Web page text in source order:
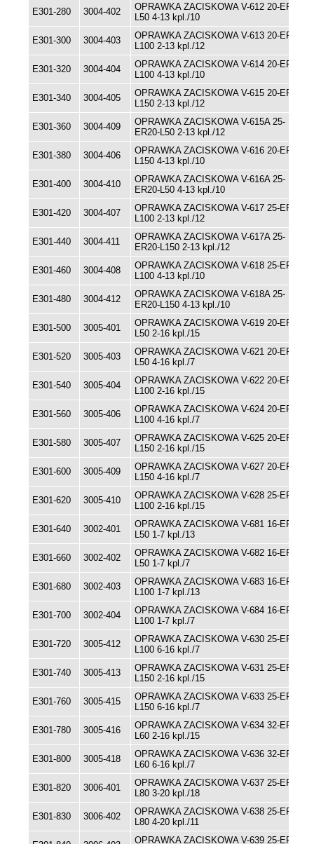
E301-280 3004-402
OPRAWKA ZACISKOWA V-612 20-ER20-
L50 4-13 kpl./10
E301-300 3004-403
OPRAWKA ZACISKOWA V-613 20-ER20-
L100 2-13 kpl./12
E301-320 3004-404
OPRAWKA ZACISKOWA V-614 20-ER20-
L100 4-13 kpl./10
E301-340 3004-405
OPRAWKA ZACISKOWA V-615 20-ER20-
L150 2-13 kpl./12
E301-360 3004-409
OPRAWKA ZACISKOWA V-615A 25-
ER20-L50 2-13 kpl./12
E301-380 3004-406
OPRAWKA ZACISKOWA V-616 20-ER20-
L150 4-13 kpl./10
E301-400 3004-410
OPRAWKA ZACISKOWA V-616A 25-
ER20-L50 4-13 kpl./10
E301-420 3004-407
OPRAWKA ZACISKOWA V-617 25-ER20-
L100 2-13 kpl./12
E301-440 3004-411
OPRAWKA ZACISKOWA V-617A 25-
ER20-L150 2-13 kpl./12
E301-460 3004-408
OPRAWKA ZACISKOWA V-618 25-ER20-
L100 4-13 kpl./10
E301-480 3004-412
OPRAWKA ZACISKOWA V-618A 25-
ER20-L150 4-13 kpl./10
E301-500 3005-401
OPRAWKA ZACISKOWA V-619 20-ER25-
L50 2-16 kpl./15
E301-520 3005-403
OPRAWKA ZACISKOWA V-621 20-ER25-
L50 4-16 kpl./7
E301-540 3005-404
OPRAWKA ZACISKOWA V-622 20-ER25-
L100 2-16 kpl./15
E301-560 3005-406
OPRAWKA ZACISKOWA V-624 20-ER25-
L100 4-16 kpl./7
E301-580 3005-407
OPRAWKA ZACISKOWA V-625 20-ER25-
L150 2-16 kpl./15
E301-600 3005-409
OPRAWKA ZACISKOWA V-627 20-ER25-
L150 4-16 kpl./7
E301-620 3005-410
OPRAWKA ZACISKOWA V-628 25-ER25-
L100 2-16 kpl./15
E301-640 3002-401
OPRAWKA ZACISKOWA V-681 16-ER11-
L50 1-7 kpl./13
E301-660 3002-402
OPRAWKA ZACISKOWA V-682 16-ER11-
L50 1-7 kpl./7
E301-680 3002-403
OPRAWKA ZACISKOWA V-683 16-ER11-
L100 1-7 kpl./13
E301-700 3002-404
OPRAWKA ZACISKOWA V-684 16-ER11-
L100 1-7 kpl./7
E301-720 3005-412
OPRAWKA ZACISKOWA V-630 25-ER25-
L100 6-16 kpl./7
E301-740 3005-413
OPRAWKA ZACISKOWA V-631 25-ER25-
L150 2-16 kpl./15
E301-760 3005-415
OPRAWKA ZACISKOWA V-633 25-ER25-
L150 6-16 kpl./7
E301-780 3005-416
OPRAWKA ZACISKOWA V-634 32-ER25-
L60 2-16 kpl./15
E301-800 3005-418
OPRAWKA ZACISKOWA V-636 32-ER25-
L60 6-16 kpl./7
E301-820 3006-401
OPRAWKA ZACISKOWA V-637 25-ER32-
L80 3-20 kpl./18
E301-830 3006-402
OPRAWKA ZACISKOWA V-638 25-ER32-
L80 4-20 kpl./11
OPRAWKA ZACISKOWA V-639 25-ER32-